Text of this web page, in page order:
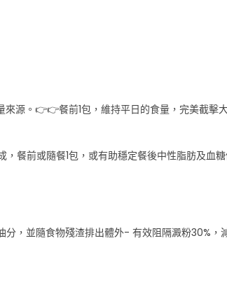
源。👉👉餐前1包，維持平日的食量，完美截擊
餐前或隨餐1包，或有助穩定餐後中性脂肪及血
，並隨食物殘渣排出體外- 有效阻隔澱粉30%，